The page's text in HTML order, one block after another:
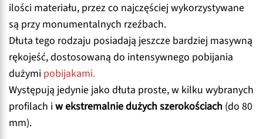
ilości materiału, przez co najczęściej wykorzystywane
są przy monumentalnych rzeźbach.
Dłuta tego rodzaju posiadają jeszcze bardziej masywną
rękojeść, dostosowaną do intensywnego pobijania
dużymi pobijakami.
Występują jedynie jako dłuta proste, w kilku wybranych
profilach iw ekstremalnie dużych szerokościach (do 80
mm).